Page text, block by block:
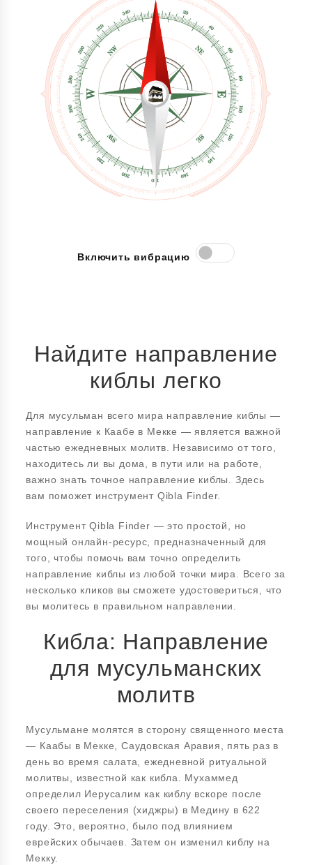
Включить вибрацию
Найдите направление
киблы легко
Для мусульман всего мира направление киблы —
направление к Каабе в Мекке — является важной
частью ежедневных молитв. Независимо от того,
находитесь ли вы дома, в пути или на работе,
важно знать точное направление киблы. Здесь
вам поможет инструмент Qibla Finder.
Инструмент Qibla Finder — это простой, но
мощный онлайн-ресурс, предназначенный для
того, чтобы помочь вам точно определить
направление киблы из любой точки мира. Всего за
несколько кликов вы сможете удостовериться, что
вы молитесь в правильном направлении.
Кибла: Направление
для мусульманских
молитв
Мусульмане молятся в сторону священного места
— Каабы в Мекке, Саудовская Аравия, пять раз в
день во время салата, ежедневной ритуальной
молитвы, известной как кибла. Мухаммед
определил Иерусалим как киблу вскоре после
своего переселения (хиджры) в Медину в 622
году. Это, вероятно, было под влиянием
еврейских обычаев. Затем он изменил киблу на
Мекку.